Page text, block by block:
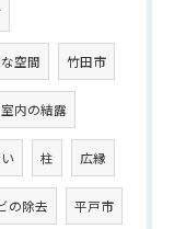
空間 竹田市
室内の結露
柱 広縁
の除去 平戸市